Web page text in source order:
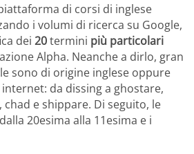
di corsi di inglese
i volumi di ricerca su Google,
dei 20termini più particolari
Alpha. Neanche a dirlo, gran
sono di origine inglese oppure
internet: da dissing a ghostare,
e shippare. Di seguito, le
20esima alla 11esima e i